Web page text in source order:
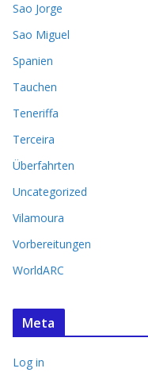
Sao Jorge
Sao Miguel
Spanien
Tauchen
Teneriffa
Terceira
Überfahrten
Uncategorized
Vilamoura
Vorbereitungen
WorldARC
Meta
Log in